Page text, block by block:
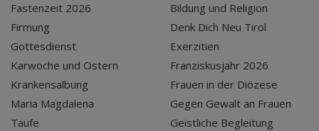
Fastenzeit 2026
Firmung
Gottesdienst
Karwoche und Ostern
Krankensalbung
Maria Magdalena
Taufe
Bildung und Religion
Denk Dich Neu Tirol
Exerzitien
Franziskusjahr 2026
Frauen in der Diözese
Gegen Gewalt an Frauen
Geistliche Begleitung